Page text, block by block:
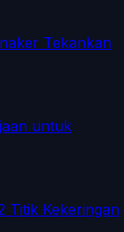
Tekankan
untuk
Titik Kekeringan